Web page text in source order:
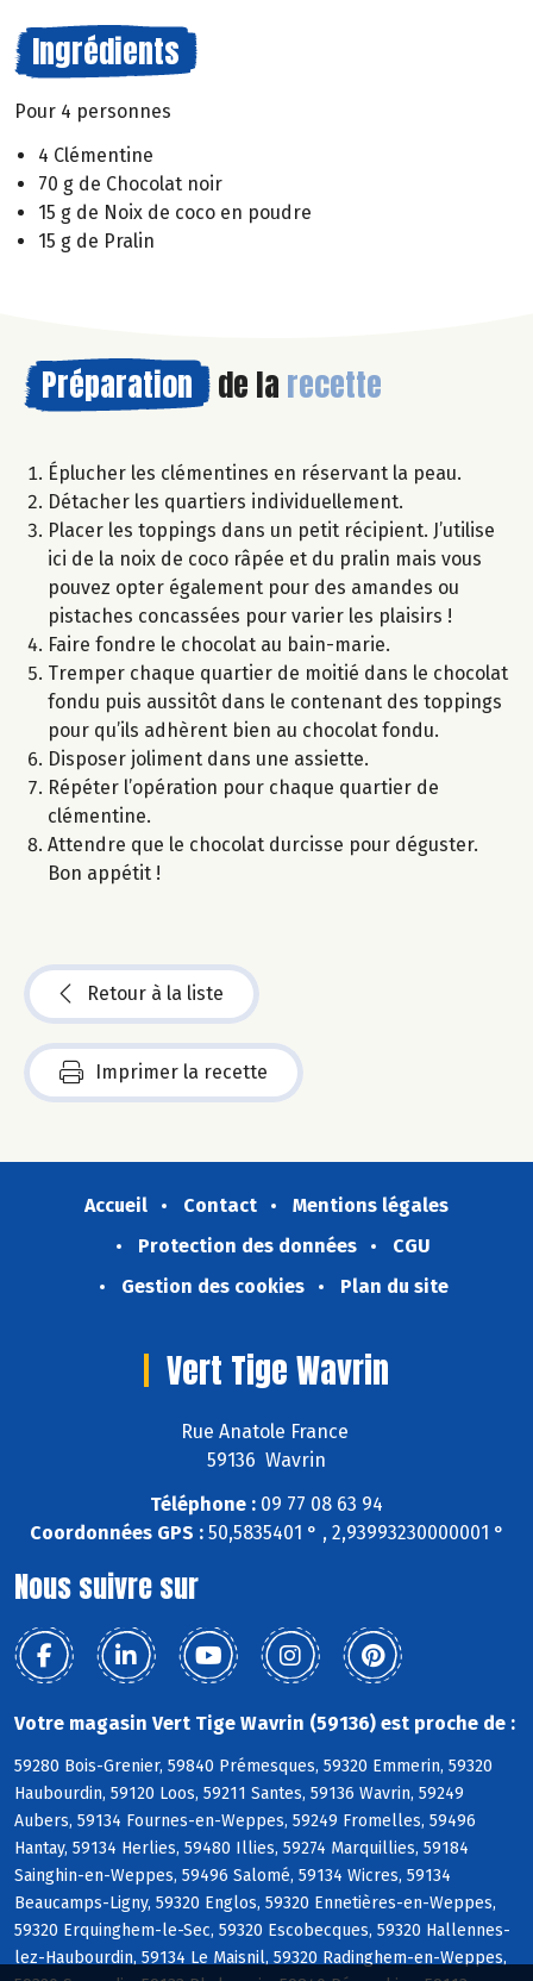
Ingrédients
Pour 4 personnes
4 Clémentine
70 g de Chocolat noir
15 g de Noix de coco en poudre
15 g de Pralin
Préparation de la recette
Éplucher les clémentines en réservant la peau.
Détacher les quartiers individuellement.
Placer les toppings dans un petit récipient. J’utilise
ici de la noix de coco râpée et du pralin mais vous
pouvez opter également pour des amandes ou
pistaches concassées pour varier les plaisirs !
Faire fondre le chocolat au bain-marie.
Tremper chaque quartier de moitié dans le chocolat
fondu puis aussitôt dans le contenant des toppings
pour qu’ils adhèrent bien au chocolat fondu.
Disposer joliment dans une assiette.
Répéter l’opération pour chaque quartier de
clémentine.
Attendre que le chocolat durcisse pour déguster.
Bon appétit !
Retour à la liste
Imprimer la recette
Accueil Contact
Mentions légales
Protection des données
CGU
Gestion des cookies
Plan du site
Vert Tige Wavrin
Rue Anatole France
59136 Wavrin
Téléphone : 09 77 08 63 94
Coordonnées GPS :50,5835401 ° , 2,93993230000001 °
Nous suivre sur
Votre magasin Vert Tige Wavrin (59136) est proche de :
59280 Bois-Grenier, 59840 Prémesques, 59320 Emmerin, 59320
Haubourdin, 59120 Loos, 59211 Santes, 59136 Wavrin, 59249
Aubers, 59134 Fournes-en-Weppes, 59249 Fromelles, 59496
Hantay, 59134 Herlies, 59480 Illies, 59274 Marquillies, 59184
Sainghin-en-Weppes, 59496 Salomé, 59134 Wicres, 59134
Beaucamps-Ligny, 59320 Englos, 59320 Ennetières-en-Weppes,
59320 Erquinghem-le-Sec, 59320 Escobecques, 59320 Hallennes-
lez-Haubourdin, 59134 Le Maisnil, 59320 Radinghem-en-Weppes,